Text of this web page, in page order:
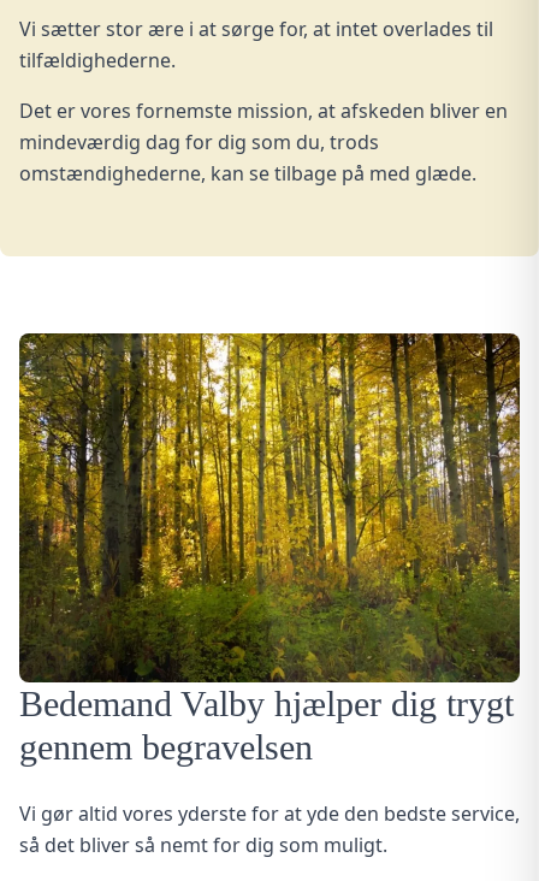
Vi sætter stor ære i at sørge for, at intet overlades til
tilfældighederne.
Det er vores fornemste mission, at afskeden bliver en
mindeværdig dag for dig som du, trods
omstændighederne, kan se tilbage på med glæde.
Bedemand Valby hjælper dig trygt
gennem begravelsen
Vi gør altid vores yderste for at yde den bedste service,
så det bliver så nemt for dig som muligt.